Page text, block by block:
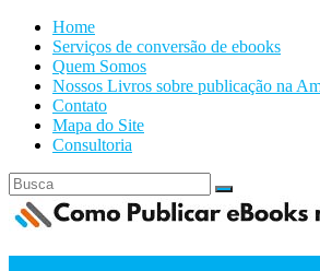
Home
Serviços de conversão de ebooks
Quem Somos
Nossos Livros sobre publicação na
Contato
Mapa do Site
Consultoria